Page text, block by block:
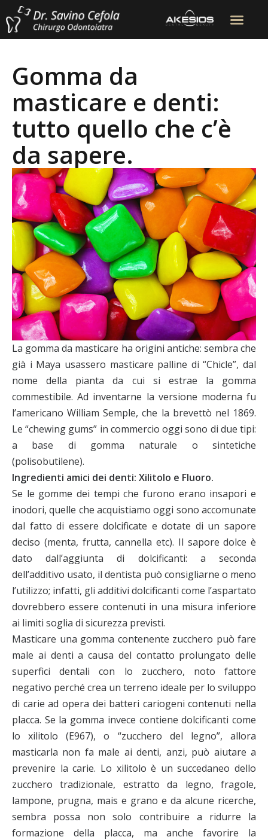
Gomma da
masticare e denti:
tutto quello che c’è
da sapere.
La gomma da masticare ha origini antiche: sembra che
già i Maya usassero masticare palline di “Chicle”, dal
nome della pianta da cui si estrae la gomma
commestibile. Ad inventarne la versione moderna fu
l’americano William Semple, che la brevettò nel 1869.
Le “chewing gums” in commercio oggi sono di due tipi:
a base di gomma naturale o sintetiche
(polisobutilene).
Ingredienti amici dei denti: Xilitolo e Fluoro.
Se le gomme dei tempi che furono erano insapori e
inodori, quelle che acquistiamo oggi sono accomunate
dal fatto di essere dolcificate e dotate di un sapore
deciso (menta, frutta, cannella etc). Il sapore dolce è
dato dall’aggiunta di dolcificanti: a seconda
dell’additivo usato, il dentista può consigliarne o meno
l’utilizzo; infatti, gli additivi dolcificanti come l’aspartato
dovrebbero essere contenuti in una misura inferiore
ai limiti soglia di sicurezza previsti.
Masticare una gomma contenente zucchero può fare
male ai denti a causa del contatto prolungato delle
superfici dentali con lo zucchero, noto fattore
negativo perché crea un terreno ideale per lo sviluppo
di carie ad opera dei batteri cariogeni contenuti nella
placca. Se la gomma invece contiene dolcificanti come
lo xilitolo (E967), o “zucchero del legno”, allora
masticarla non fa male ai denti, anzi, può aiutare a
prevenire la carie. Lo xilitolo è un succedaneo dello
zucchero tradizionale, estratto da legno, fragole,
lampone, prugna, mais e grano e da alcune ricerche,
sembra possa non solo contribuire a ridurre la
formazione della placca, ma anche favorire la